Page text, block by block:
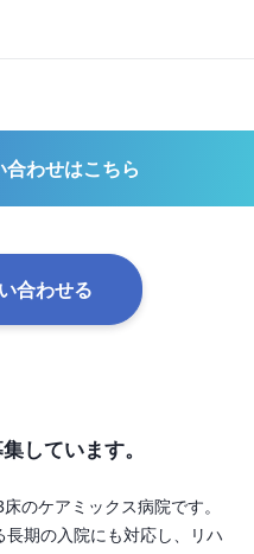
わせはこちら
合わせる
しています。
のケアミックス病院です。
期の入院にも対応し、リハ